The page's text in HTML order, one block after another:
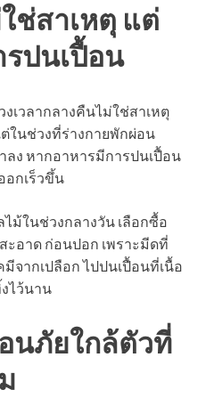
ช่สาเหตุ แต่
รปนเปื้อน
เวลากลางคืนไม่ใช่สาเหตุ
ในช่วงที่ร่างกายพักผ่อน
ลง หากอาหารมีการปนเปื้อน
อกเร็วขึ้น
ม้ในช่วงกลางวัน เลือกซื้อ
ะอาด ก่อนปอก เพราะมีดที่
จากเปลือก ไปปนเปื้อนที่เนื้อ
ไว้นาน
นภัยใกล้ตัวที่